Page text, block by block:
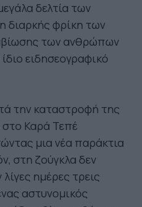
δελτία των
διαρκής φρίκη των
των ανθρώπων
ειδησεογραφικό
την καταστροφή της
Καρά Τεπέ
μια νέα παράκτια
στη ζούγκλα δεν
ημέρες τρεις
αστυνομικός